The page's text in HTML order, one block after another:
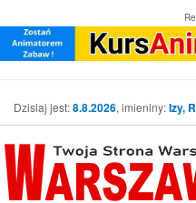
Dzisiaj jest:8.8.2026, imieniny:Izy,